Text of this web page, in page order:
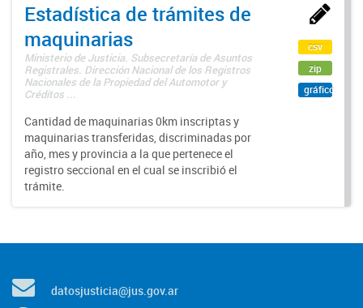
Estadística de trámites de
maquinarias
Ministerio de Justicia. Subsecretaría de Asuntos
Registrales. Dirección Nacional de los Registros
Nacionales de la Propiedad del Automotor y
Créditos ...
Cantidad de maquinarias 0km inscriptas y
maquinarias transferidas, discriminadas por
año, mes y provincia a la que pertenece el
registro seccional en el cual se inscribió el
trámite.
csv
zip
gráfico
datosjusticia@jus.gov.ar